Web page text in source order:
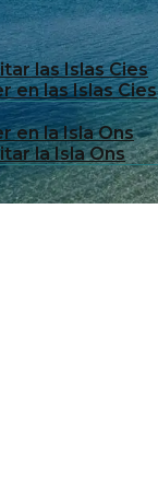
las Islas Cies
en las Islas Cies
en la Isla Ons
la Isla Ons